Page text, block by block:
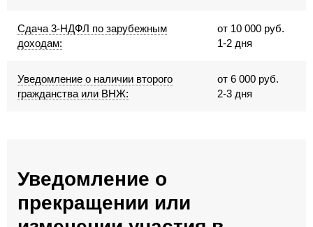
Сдача 3-НДФЛ по зарубежным
доходам:
от 10 000 руб.
1-2 дня
Уведомление о наличии второго
гражданства или ВНЖ:
от 6 000 руб.
2-3 дня
Уведомление о
прекращении или